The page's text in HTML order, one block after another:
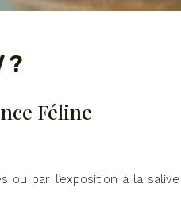
?
Féline
par l’exposition à la